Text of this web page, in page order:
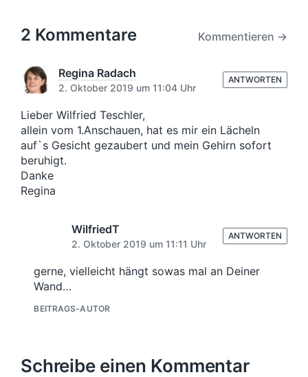
h
n
g
r
B
e
t
r
a
g
:
s
t
r
B
i
t
r
a
g
:
2 Kommentare Kommentieren →
Regina Radach
2. Oktober 2019 um 11:04 Uhr
Lieber Wilfried Teschler,
allein vom 1.Anschauen, hat es mir ein Lächeln
auf`s Gesicht gezaubert und mein Gehirn sofort
beruhigt.
Danke
Regina
ANTWORTEN
WilfriedT
2. Oktober 2019 um 11:11 Uhr
gerne, vielleicht hängt sowas mal an Deiner
Wand…
BEITRAGS-AUTOR
ANTWORTEN
Schreibe einen Kommentar